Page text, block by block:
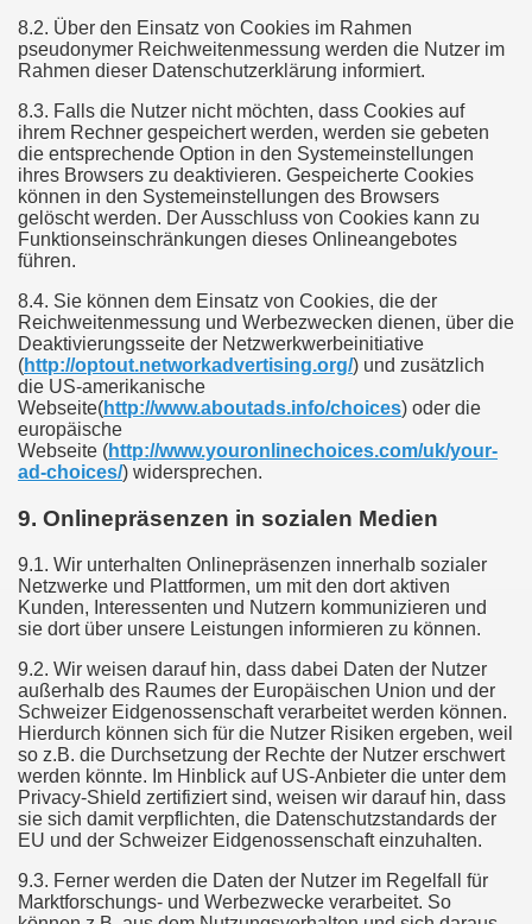
8.2. Über den Einsatz von Cookies im Rahmen
pseudonymer Reichweitenmessung werden die Nutzer im
Rahmen dieser Datenschutzerklärung informiert.
8.3. Falls die Nutzer nicht möchten, dass Cookies auf
ihrem Rechner gespeichert werden, werden sie gebeten
die entsprechende Option in den Systemeinstellungen
ihres Browsers zu deaktivieren. Gespeicherte Cookies
können in den Systemeinstellungen des Browsers
gelöscht werden. Der Ausschluss von Cookies kann zu
Funktionseinschränkungen dieses Onlineangebotes
führen.
8.4. Sie können dem Einsatz von Cookies, die der
Reichweitenmessung und Werbezwecken dienen, über die
Deaktivierungsseite der Netzwerkwerbeinitiative
(http://optout.networkadvertising.org/) und zusätzlich
die US-amerikanische
Webseite(http://www.aboutads.info/choices) oder die
europäische
Webseite (http://www.youronlinechoices.com/uk/your-
ad-choices/) widersprechen.
9. Onlinepräsenzen in sozialen Medien
9.1. Wir unterhalten Onlinepräsenzen innerhalb sozialer
Netzwerke und Plattformen, um mit den dort aktiven
Kunden, Interessenten und Nutzern kommunizieren und
sie dort über unsere Leistungen informieren zu können.
9.2. Wir weisen darauf hin, dass dabei Daten der Nutzer
außerhalb des Raumes der Europäischen Union und der
Schweizer Eidgenossenschaft verarbeitet werden können.
Hierdurch können sich für die Nutzer Risiken ergeben, weil
so z.B. die Durchsetzung der Rechte der Nutzer erschwert
werden könnte. Im Hinblick auf US-Anbieter die unter dem
Privacy-Shield zertifiziert sind, weisen wir darauf hin, dass
sie sich damit verpflichten, die Datenschutzstandards der
EU und der Schweizer Eidgenossenschaft einzuhalten.
9.3. Ferner werden die Daten der Nutzer im Regelfall für
Marktforschungs- und Werbezwecke verarbeitet. So